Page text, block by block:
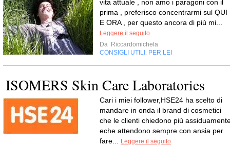
vita attuale , non amo i paragoni con il
prima , preferisco concentrarmi sul QUI
E ORA , per questo ancora di più mi...
Leggere il seguito
Da Riccardomichela
CONSIGLI UTILI PER LEI
ISOMERS Skin Care Laboratories
Cari i miei follower,HSE24 ha scelto di
mandare in onda il brand di cosmetici
che le clienti chiedono più
eche attendono sempre con ansia per
fare...
Leggere il seguito